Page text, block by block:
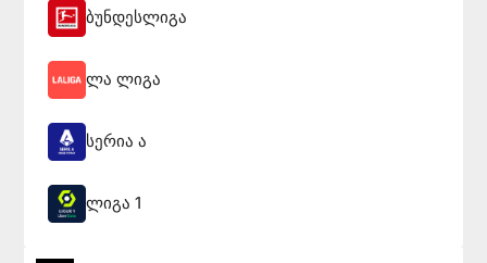
ბუნდესლიგა
ლა ლიგა
სერია ა
ლიგა 1